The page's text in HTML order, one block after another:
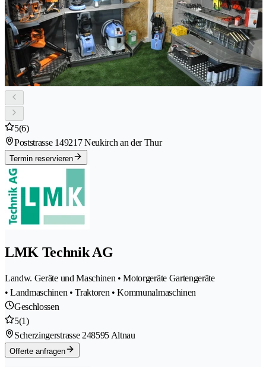
5(6)
Poststrasse 149217 Neukirch an der Thur
Termin reservieren
LMK Technik AG
Landw. Geräte und Maschinen • Motorgeräte Gartengeräte
• Landmaschinen • Traktoren • Kommunalmaschinen
Geschlossen
5(1)
Scherzingerstrasse 248595 Altnau
Offerte anfragen